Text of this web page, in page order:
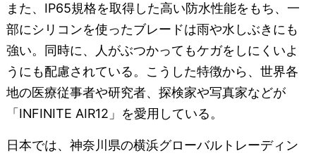
また、IP65規格を取得した高い防水性能をもち、一
部にシリコンを使ったブレードは雨や水しぶきにも
強い。同時に、人がぶつかってもケガをしにくいよ
うにも配慮されている。こうした特徴から、世界各
地の医療従事者や研究者、探検家や写真家などが
「INFINITE AIR12」を愛用している。
日本では、神奈川県の横浜グローバルトレーディン